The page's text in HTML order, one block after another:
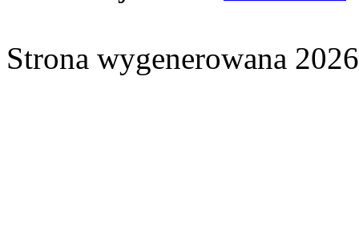
Strona wygenerowana